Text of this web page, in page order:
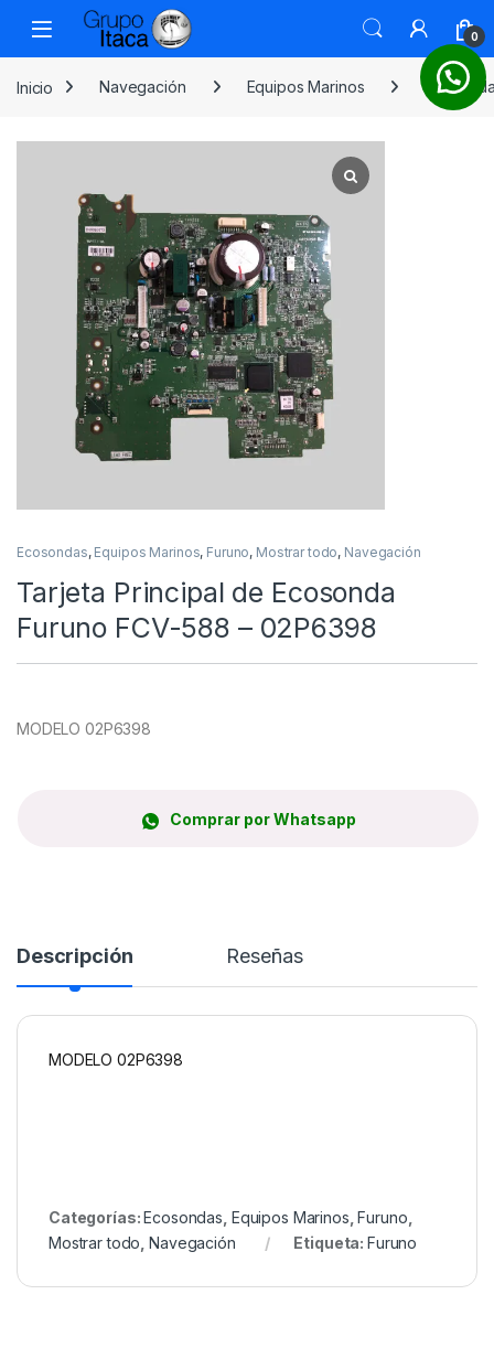
0
Inicio Navegación Equipos Marinos
Ecosondas, Equipos Marinos, Furuno, Mostrar todo, Navegación
Tarjeta Principal de Ecosonda
Furuno FCV-588 – 02P6398
MODELO 02P6398
Comprar por Whatsapp
Descripción Reseñas
MODELO 02P6398
Categorías:Ecosondas Equipos Marinos ,Furuno
Mostrar todo ,Navegación Etiqueta: Furuno